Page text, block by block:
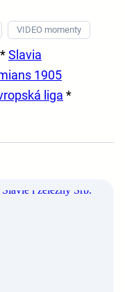
VIDEO momenty
*Slavia
1905
liga *